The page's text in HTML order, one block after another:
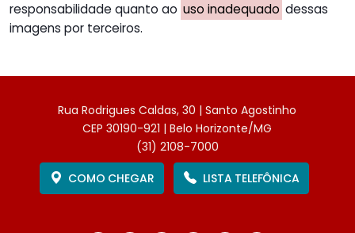
responsabilidade quanto ao uso inadequado dessas
imagens por terceiros.
Rua Rodrigues Caldas, 30 | Santo Agostinho
CEP 30190-921 | Belo Horizonte/MG
(31) 2108-7000
COMO CHEGAR
LISTA TELEFÔNICA